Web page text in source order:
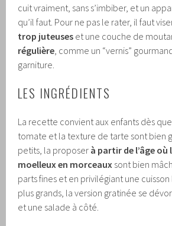
cuit vraiment, sans s’imbiber, et un
qu’il faut. Pour ne pas le rater, il faut
trop juteuses et une couche de
régulière , comme un “vernis”
garniture.
LES INGRÉDIENTS
La recette convient aux enfants dès
tomate et la texture de tarte sont bien
petits, la proposer à partir de l’âge
moelleux en morceaux sont bien
parts fines et en privilégiant une
plus grands, la version gratinée se
et une salade à côté.